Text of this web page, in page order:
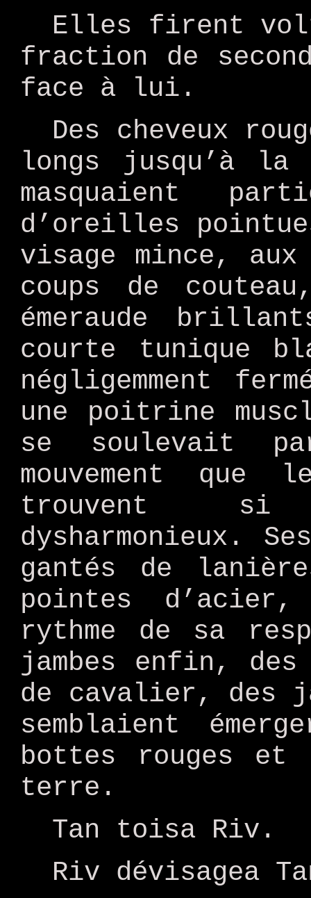
Elles firent
fraction de
face à lui.
Des cheveux
longs jusqu’à la
masquaient
d’oreilles
visage mince,
coups de
émeraude
courte tunique
négligemment
une poitrine
se soulevait
mouvement
trouvent si
dysharmonieux.
gantés de
pointes
rythme de sa
jambes enfin,
de cavalier, des
semblaient
bottes rouges et
terre.
Tan toisa Riv.
Riv dévisagea